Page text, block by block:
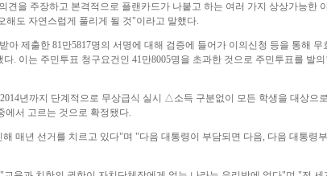
견을 주장하고 본격적으로 플랜카드가 나붙고 하는 여러 가지 상상가능한
도 자연스럽게 풀리게 될 것"이라고 말했다.
아 제출한 81만5817명의 서명에 대해 검증에 들어가 이의신청 등을 통해
. 이는 주민투표 청구요건인 41만8005명을 초과한 것으로 주민투표를 발
년까지 단계적으로 무상급식 실시 △소득 구분없이 모든 학생을 대상으
에서 고르는 것으로 확정됐다.
매년 선거를 치르고 있다"며 "다음 대통령이 부담되면 다음, 다음 대통령